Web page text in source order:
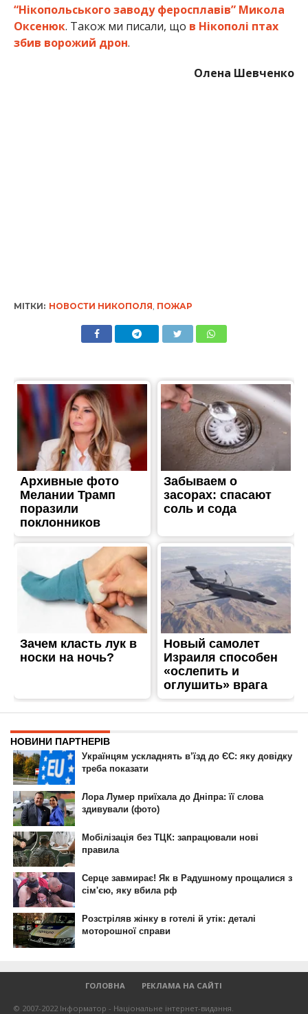
ГОЛОВНА РЕКЛАМА НА САЙТІ
© 2007-2022 Інформатор - Національне інтернет-видання.
При повному або частковому використанні матеріалів сайту посилання
на сайт інтернет-виданняnikopol.informator.uaяк джерело
інформації є обов'язковим.